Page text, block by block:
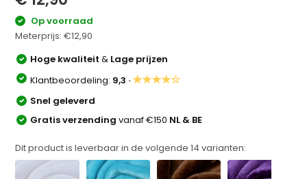
Op voorraad
Meterprijs:€12,90
Hoge kwaliteit& Lage prijzen
Klantbeoordeling: 9,3 ·★★★★☆
Snel geleverd
Gratis verzendingvanaf €150 NL & BE
Dit product is leverbaar in de volgende14 varianten: